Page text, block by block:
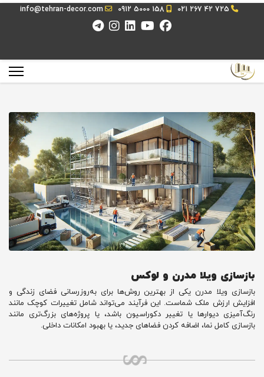
021 267 42 725
0912 5000 158
info@tehran-decor.com
بازسازی ویلا مدرن و لوکس
بازسازی ویلا مدرن یکی از بهترین روش‌ها برای به‌روزرسانی فضای زندگی و
افزایش ارزش ملک شماست. این فرآیند می‌تواند شامل تغییرات کوچک مانند
رنگ‌آمیزی دیوارها یا تغییر دکوراسیون باشد، یا پروژه‌های بزرگ‌تری مانند
بازسازی کامل نما، اضافه کردن فضاهای جدید، یا بهبود امکانات داخلی.